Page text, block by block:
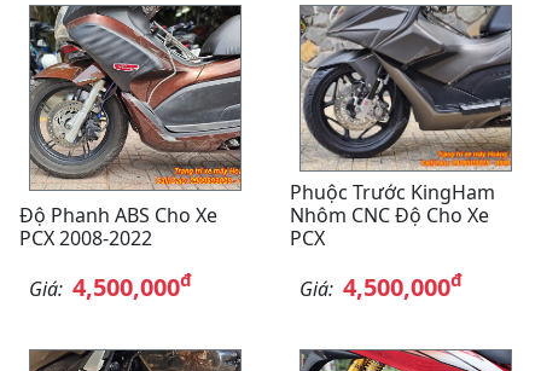
Độ Phanh ABS Cho Xe
PCX 2008-2022
Giá: 4,500,000đ
Phuộc Trước KingHam
Nhôm CNC Độ Cho Xe
PCX
Giá: 4,500,000đ